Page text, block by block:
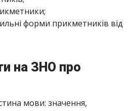
форми прикметників від
на ЗНО про
мови: значення,